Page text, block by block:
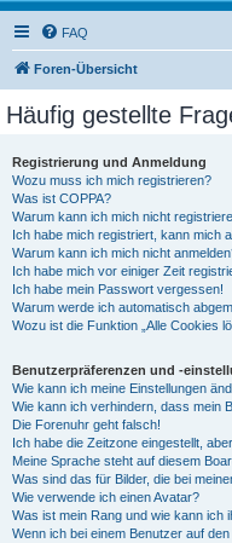
FAQ
Foren-Übersicht
Häufig gestellte
Registrierung und Anmeldung
Wozu muss ich mich registrieren?
Was ist COPPA?
Warum kann ich mich nicht
Ich habe mich registriert, kann mich
Warum kann ich mich nicht
Ich habe mich vor einiger Zeit
Ich habe mein Passwort vergessen!
Warum werde ich automatisch
Wozu ist die Funktion „Alle Cookies
Benutzerpräferenzen und -
Wie kann ich meine Einstellungen
Wie kann ich verhindern, dass mein
Die Forenuhr geht falsch!
Ich habe die Zeitzone eingestellt,
Meine Sprache steht auf diesem
Was sind das für Bilder, die bei
Wie verwende ich einen Avatar?
Was ist mein Rang und wie kann ich
Wenn ich bei einem Benutzer auf